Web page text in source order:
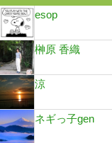
esop
榊原 香織
涼
ネギっ子gen